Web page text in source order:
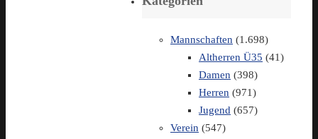
Mannschaften (1.698)
Altherren Ü35 (41)
Damen (398)
Herren (971)
Jugend (657)
Verein (547)